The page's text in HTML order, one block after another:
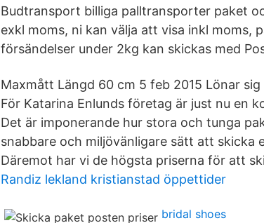
Budtransport billiga palltransporter paket
exkl moms, ni kan välja att visa inkl moms,
försändelser under 2kg kan skickas med
Maxmått Längd 60 cm 5 feb 2015 Lönar
För Katarina Enlunds företag är just nu en
Det är imponerande hur stora och tunga
snabbare och miljövänligare sätt att
Däremot har vi de högsta priserna för att
Randiz lekland kristianstad öppettider
bridal shoes